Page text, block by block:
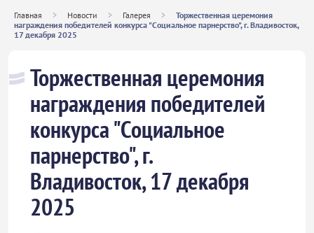
Главная > Новости > Галерея >
Торжественная церемония
награждения победителей конкурса "Социальное парнерство", г. Владивосток,
17 декабря 2025
Торжественная церемония
награждения победителей
конкурса "Социальное
парнерство", г.
Владивосток, 17 декабря
2025